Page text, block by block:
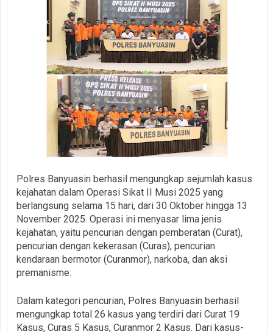
Polres Banyuasin berhasil mengungkap sejumlah kasus
kejahatan dalam Operasi Sikat II Musi 2025 yang
berlangsung selama 15 hari, dari 30 Oktober hingga 13
November 2025. Operasi ini menyasar lima jenis
kejahatan, yaitu pencurian dengan pemberatan (Curat),
pencurian dengan kekerasan (Curas), pencurian
kendaraan bermotor (Curanmor), narkoba, dan aksi
premanisme.
Dalam kategori pencurian, Polres Banyuasin berhasil
mengungkap total 26 kasus yang terdiri dari Curat 19
Kasus, Curas 5 Kasus, Curanmor 2 Kasus. Dari kasus-